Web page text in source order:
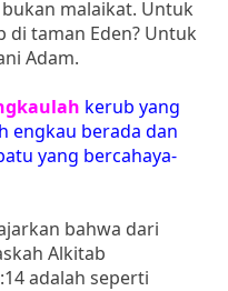
malaikat. Untuk
di taman Eden? Untuk
Adam.
kerub yang
engkau berada dan
yang bercahaya-
bahwa dari
Alkitab
adalah seperti